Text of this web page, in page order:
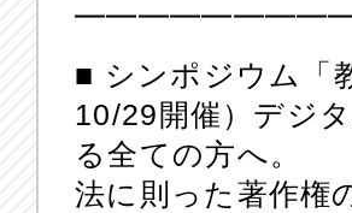
■ シンポジウム「
10/29開催）デジ
る全ての方へ。
法に則った著作権